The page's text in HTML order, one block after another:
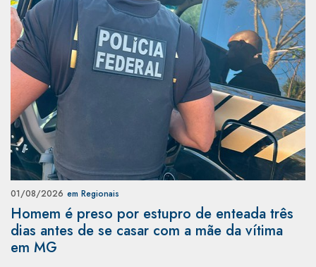
01/08/2026 em Regionais
Homem é preso por estupro de enteada três
dias antes de se casar com a mãe da vítima
em MG